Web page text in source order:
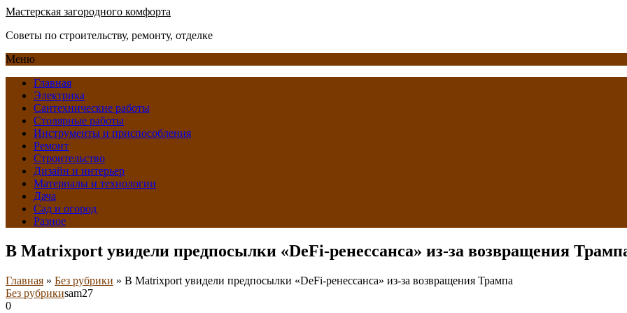
Мастерская загородного комфорта
Советы по строительству, ремонту, отделке
Меню
Главная
Электрика
Сантехнические работы
Столярные работы
Инструменты и приспособления
Ремонт
Строительство
Дизайн и интерьер
Материалы и технологии
Дача
Сад и огород
Разное
В Matrixport увидели предпосылки «DeFi-ренессанса» из-за возвращения
Главная » Без рубрики » В Matrixport увидели предпосылки «DeFi-ренессанса» из-за возвращения Трампа
Без рубрикиsam27
0